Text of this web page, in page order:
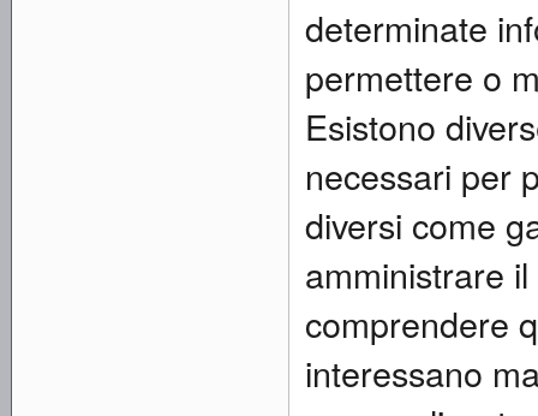
determinate
permettere o
Esistono
necessari per
diversi come
amministrare
comprendere
interessano